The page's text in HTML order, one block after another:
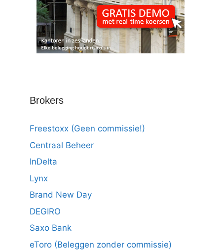
Brokers
Freestoxx (Geen commissie!)
Centraal Beheer
InDelta
Lynx
Brand New Day
DEGIRO
Saxo Bank
eToro (Beleggen zonder commissie)